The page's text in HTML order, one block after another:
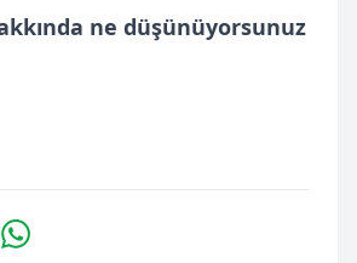
ne düşünüyorsunuz